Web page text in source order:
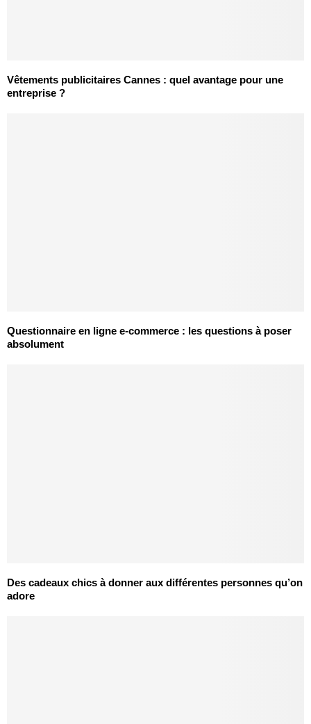
Vêtements publicitaires Cannes : quel avantage pour une
entreprise ?
Questionnaire en ligne e-commerce : les questions à poser
absolument
Des cadeaux chics à donner aux différentes personnes qu’on
adore